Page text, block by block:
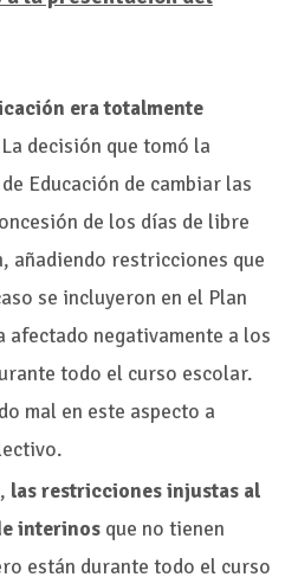
era totalmente
La decisión que tomó la
Educación de cambiar las
de los días de libre
añadiendo restricciones que
se incluyeron en el Plan
afectado negativamente a los
todo el curso escolar.
mal en este aspecto a
las restricciones injustas al
interinosque no tienen
están durante todo el curso